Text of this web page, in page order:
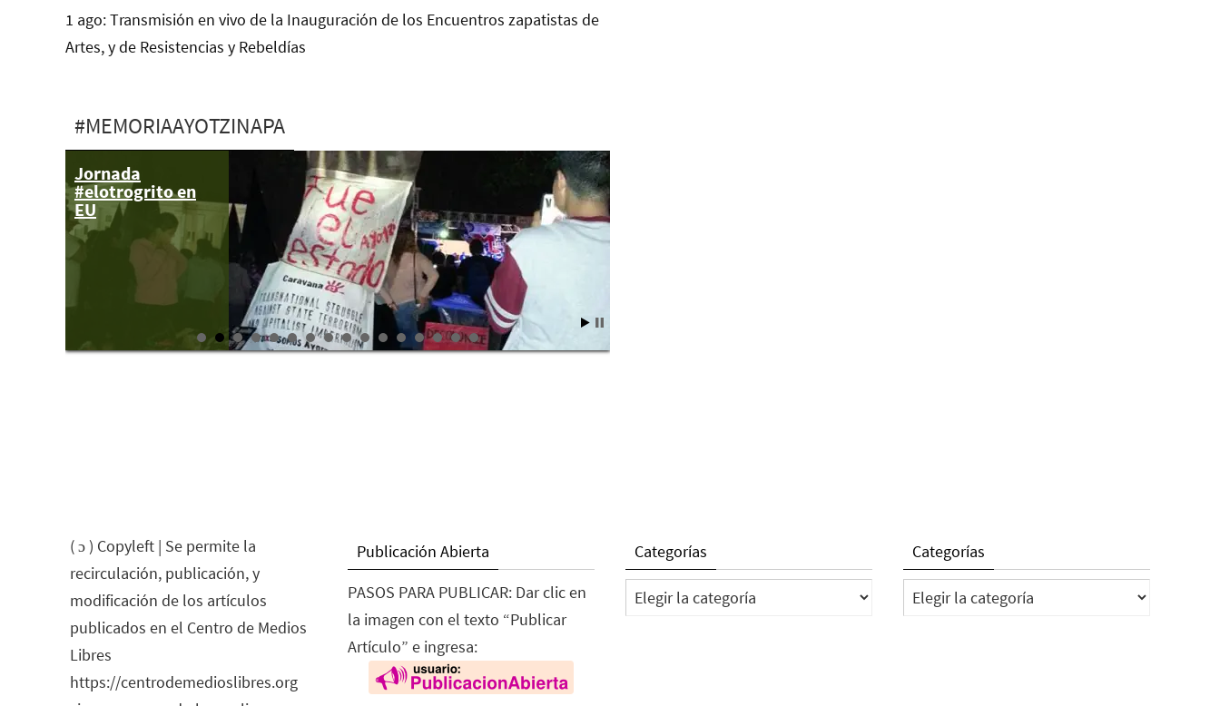
1 ago: Transmisión en vivo de la Inauguración de los Encuentros zapatistas de
Artes, y de Resistencias y Rebeldías
#MEMORIAAYOTZINAPA
Jornada
#elotrogrito en
EU
Fue el Estado
( ɔ ) Copyleft | Se permite la
recirculación, publicación, y
modificación de los artículos
publicados en el Centro de Medios
Libres
https://centrodemedioslibres.org
Publicación Abierta
PASOS PARA PUBLICAR: Dar clic en
la imagen con el texto “Publicar
Artículo” e ingresa:
Categorías
Categorías
Categorías
Categorías